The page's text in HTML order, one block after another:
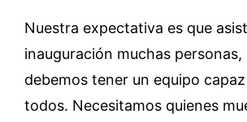
Nuestra expectativa es que
inauguración muchas personas,
debemos tener un equipo
todos. Necesitamos quienes